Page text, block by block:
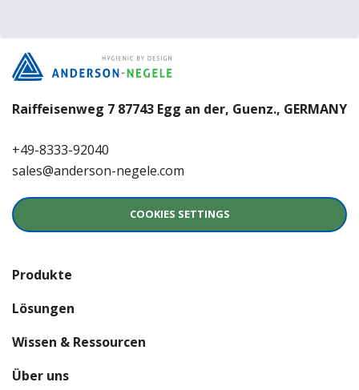
Raiffeisenweg 7 87743 Egg an der, Guenz., GERMANY
+49-8333-92040
sales@anderson-negele.com
COOKIES SETTINGS
Produkte
Lösungen
Wissen & Ressourcen
Über uns